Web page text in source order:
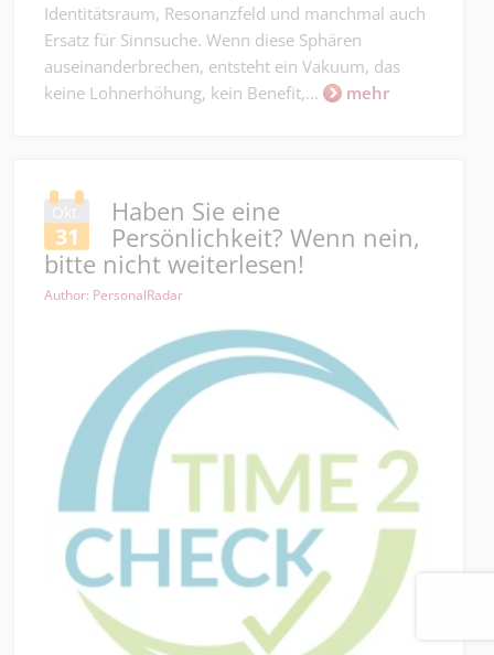
Identitätsraum, Resonanzfeld und manchmal auch
Ersatz für Sinnsuche. Wenn diese Sphären
auseinanderbrechen, entsteht ein Vakuum, das
keine Lohnerhöhung, kein Benefit,...
mehr
Okt.
31
Haben Sie eine
Persönlichkeit? Wenn nein,
bitte nicht weiterlesen!
Author: PersonalRadar